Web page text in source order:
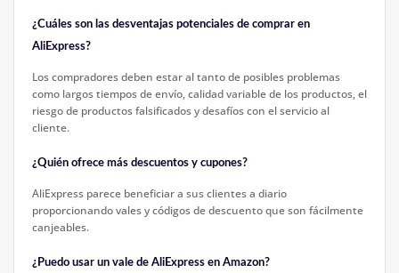
¿Cuáles son las desventajas potenciales de comprar en
AliExpress?
Los compradores deben estar al tanto de posibles problemas
como largos tiempos de envío, calidad variable de los productos, el
riesgo de productos falsificados y desafíos con el servicio al
cliente.
¿Quién ofrece más descuentos y cupones?
AliExpress parece beneficiar a sus clientes a diario
proporcionando vales y códigos de descuento que son fácilmente
canjeables.
¿Puedo usar un vale de AliExpress en Amazon?